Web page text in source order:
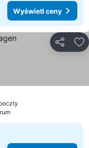
Wyświetl ceny